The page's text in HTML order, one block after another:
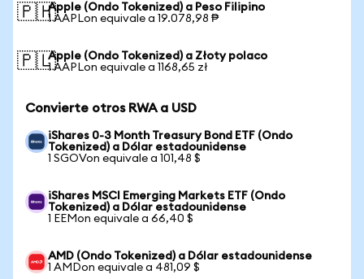
🇵🇭Apple (Ondo Tokenized) a Peso Filipino
1 AAPLon equivale a 19.078,98 ₱
🇵🇱Apple (Ondo Tokenized) a Złoty polaco
1 AAPLon equivale a 1168,65 zł
Convierte otros RWA a USD
iShares 0-3 Month Treasury Bond ETF (Ondo
Tokenized) a Dólar estadounidense
1 SGOVon equivale a 101,48 $
iShares MSCI Emerging Markets ETF (Ondo
Tokenized) a Dólar estadounidense
1 EEMon equivale a 66,40 $
AMD (Ondo Tokenized) a Dólar estadounidense
1 AMDon equivale a 481,09 $